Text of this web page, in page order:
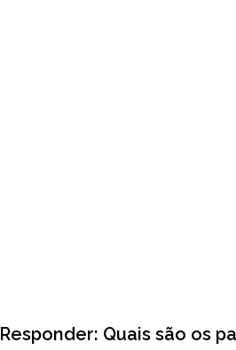
Responder: Quais são os